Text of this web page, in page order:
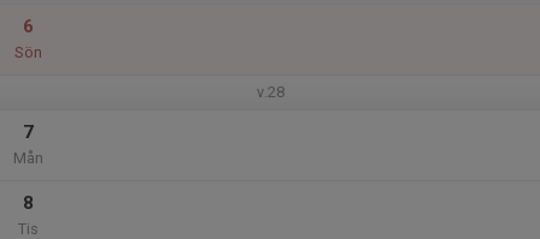
6
Sön
v.28
7
Mån
8
Tis